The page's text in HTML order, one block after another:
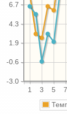
1 3 5 7
-3.0
-0.6
1.9
4.3
6.7